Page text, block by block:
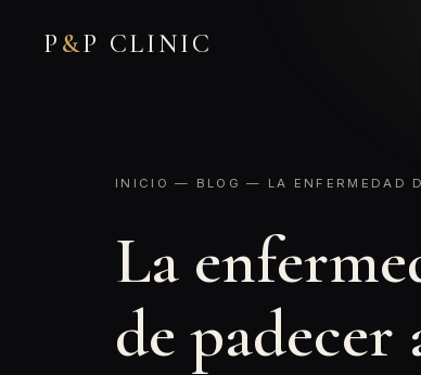
P &P CLINIC
INICIO — BLOG — LA ENFERMEDAD
La
de